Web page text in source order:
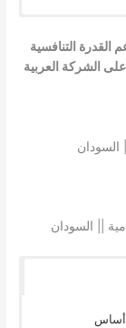
التنافسية
الشركة العربية
السودان
|| السودان
أساس